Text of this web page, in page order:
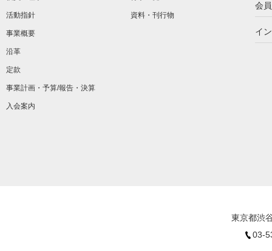
活動指針
事業概要
沿革
定款
事業計画・予算/報告・決算
入会案内
資料・刊行物
会
イ
東京都渋
03-